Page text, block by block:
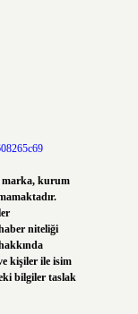
marka, kurum
niteliği
kişiler ile isim
bilgiler taslak